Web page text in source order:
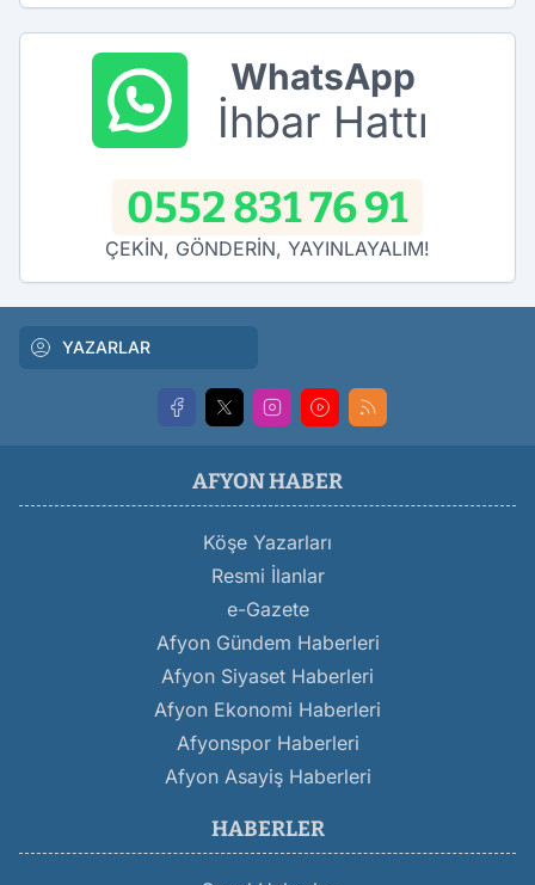
WhatsApp
İhbar Hattı
0552 831 76 91
ÇEKİN, GÖNDERİN, YAYINLAYALIM!
YAZARLAR
AFYON HABER
Köşe Yazarları
Resmi İlanlar
e-Gazete
Afyon Gündem Haberleri
Afyon Siyaset Haberleri
Afyon Ekonomi Haberleri
Afyonspor Haberleri
Afyon Asayiş Haberleri
HABERLER